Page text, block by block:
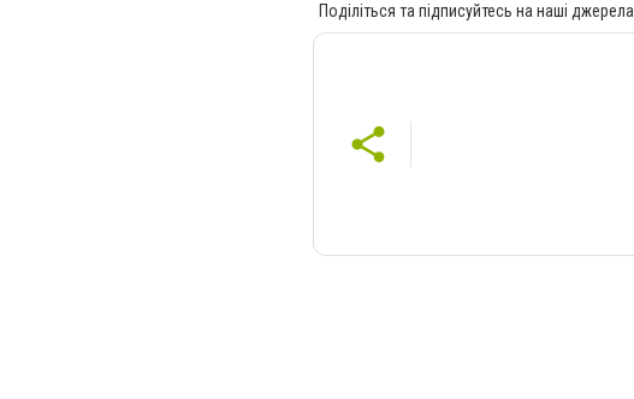
Поділіться та підписуйтесь на наші джерела